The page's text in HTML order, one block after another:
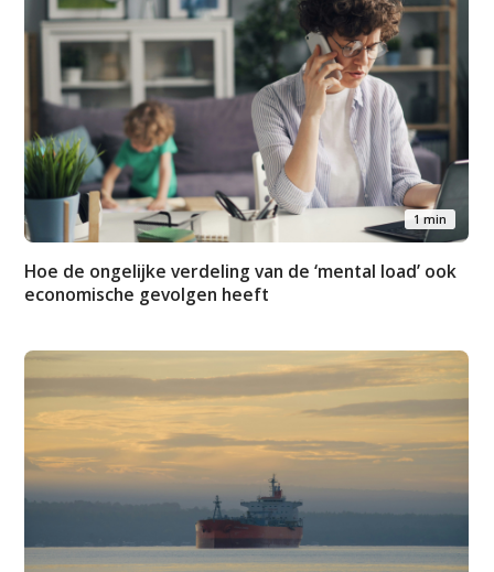
1 min
Hoe de ongelijke verdeling van de ‘mental load’ ook
economische gevolgen heeft